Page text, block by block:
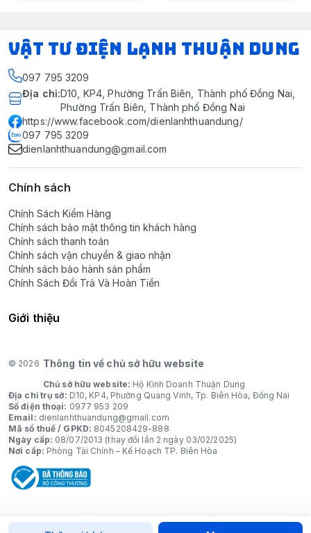
VẬT TƯ ĐIỆN LẠNH THUẬN DUNG
097 795 3209
Địa chỉ:D10, KP4, Phường Trấn Biên, Thành phố Đồng Nai,
Phường Trấn Biên, Thành phố Đồng Nai
https://www.facebook.com/dienlanhthuandung/
097 795 3209
dienlanhthuandung@gmail.com
Chính sách
Chính Sách Kiểm Hàng
Chính sách bảo mật thông tin khách hàng
Chính sách thanh toán
Chính sách vận chuyển & giao nhận
Chính sách bảo hành sản phẩm
Chính Sách Đổi Trả Và Hoàn Tiền
Giới thiệu
© 2026 Thông tin về chủ sở hữu website
Chủ sở hữu website: Hộ Kinh Doanh Thuận Dung
Địa chỉ trụ sở: D10, KP4, Phường Quang Vinh, Tp. Biên Hòa, Đồng Nai
Số điện thoại: 0977 953 209
Email: dienlanhthuandung@gmail.com
Mã số thuế / GPKD: 8045208429-888
Ngày cấp: 08/07/2013 (thay đổi lần 2 ngày 03/02/2025)
Nơi cấp: Phòng Tài Chính – Kế Hoạch TP. Biên Hòa